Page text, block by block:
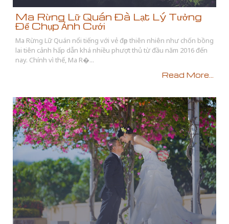
Ma Rừng Lữ Quán Đà Lạt Lý Tưởng
Để Chụp Ảnh Cưới
Ma Rừng Lữ Quán nổi tiếng với vẻ đẹp thiên nhiên như chốn bồng
lai tiên cảnh hấp dẫn khá nhiều phượt thủ từ đầu năm 2016 đến
nay. Chính vì thế, Ma R�...
Read More...